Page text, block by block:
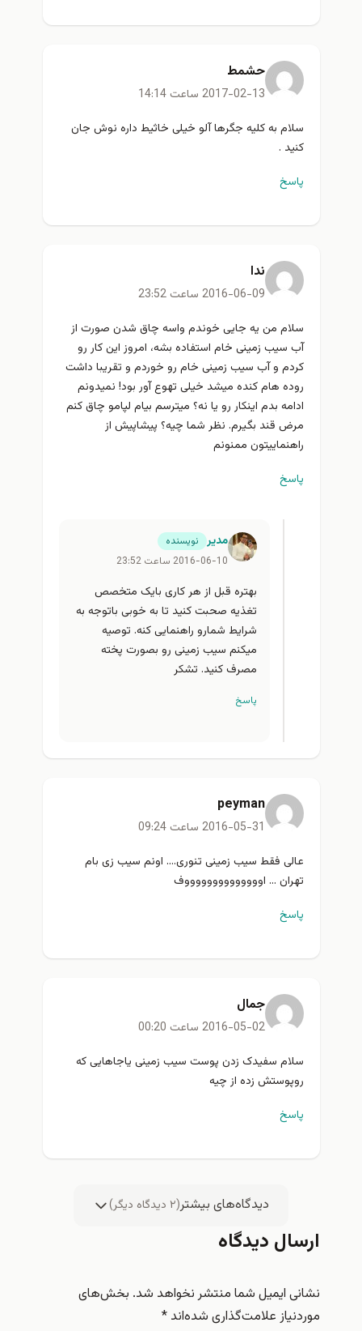
حشمط
2017-02-13 ساعت 14:14
سلام به کلیه جگرها آلو خیلی خاثیط داره نوش جان
کنید .
پاسخ
ندا
2016-06-09 ساعت 23:52
سلام من یه جایی خوندم واسه چاق شدن صورت از
آب سیب زمینی خام استفاده بشه، امروز این کار رو
کردم و آب سیب زمینی خام رو خوردم و تقریبا داشت
روده هام کنده میشد خیلی تهوع آور بود! نمیدونم
ادامه بدم اینکار رو یا نه؟ میترسم بیام لپامو چاق کنم
مرض قند بگیرم. نظر شما چیه؟ پیشاپیش از
راهنماییتون ممنونم
پاسخ
مدیر نویسنده
2016-06-10 ساعت 23:52
بهتره قبل از هر کاری بایک متخصص
تغذیه صحبت کنید تا به خوبی باتوجه به
شرایط شمارو راهنمایی کنه. توصیه
میکنم سیب زمینی رو بصورت پخته
مصرف کنید. تشکر
پاسخ
peyman
2016-05-31 ساعت 09:24
عالی فقط سیب زمینی تنوری…. اونم سیب زی بام
تهران … اووووووووووووووف
پاسخ
جمال
2016-05-02 ساعت 00:20
سلام سفیدک زدن پوست سیب زمینی یاجاهایی که
روپوستش زده از چیه
پاسخ
دیدگاه‌های بیشتر(۲ دیدگاه دیگر)
ارسال دیدگاه
نشانی ایمیل شما منتشر نخواهد شد. بخش‌های
موردنیاز علامت‌گذاری شده‌اند*